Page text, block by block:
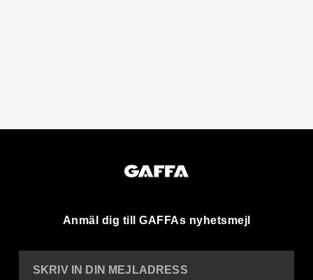
Anmäl dig till GAFFAs nyhetsmejl
SKRIV IN DIN MEJLADRESS